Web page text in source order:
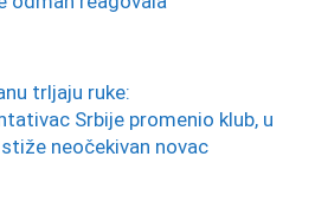
trljaju ruke:
Srbije promenio klub, u
neočekivan novac